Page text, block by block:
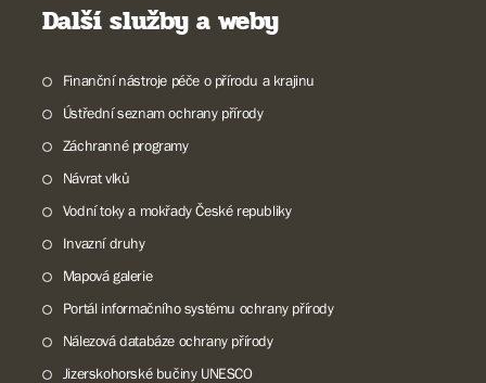
Další služby a weby
Finanční nástroje péče o přírodu a krajinu
Ústřední seznam ochrany přírody
Záchranné programy
Návrat vlků
Vodní toky a mokřady České republiky
Invazní druhy
Mapová galerie
Portál informačního systému ochrany přírody
Nálezová databáze ochrany přírody
Jizerskohorské bučiny UNESCO